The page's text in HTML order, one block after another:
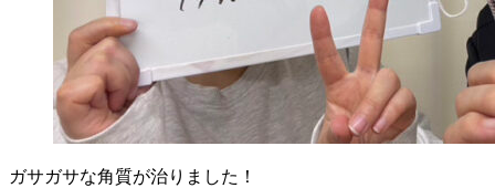
ガサガサな角質が治りました！